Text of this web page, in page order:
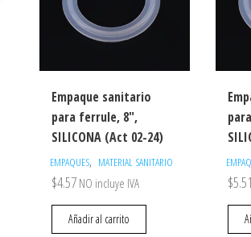
Empaque sanitario
para ferrule, 8″,
SILICONA (Act 02-24)
EMPAQUES, MATERIAL SANITARIO
$4.57 NO incluye IVA
Añadir al carrito
$5.51